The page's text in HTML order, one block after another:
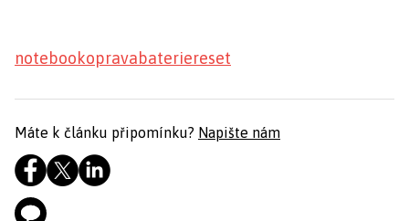
notebookopravabateriereset
Máte k článku připomínku? Napište nám